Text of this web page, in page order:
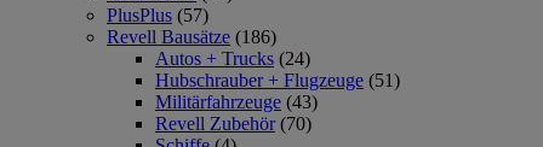
PlusPlus (57)
Revell Bausätze (186)
Autos + Trucks (24)
Hubschrauber + Flugzeuge (51)
Militärfahrzeuge (43)
Revell Zubehör (70)